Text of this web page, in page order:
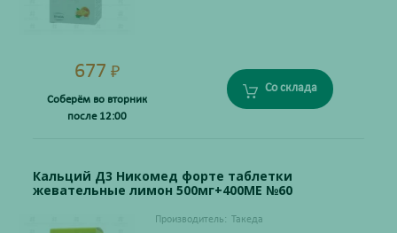
677 ₽
Соберём во вторник
после 12:00
Со склада
Кальций Д3 Никомед форте таблетки
жевательные лимон 500мг+400МЕ №60
Производитель: Такеда